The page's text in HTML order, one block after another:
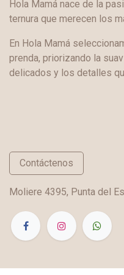
Hola Mamá nace de la
ternura que merecen los
En Hola Mamá
prenda, priorizando la
delicados y los detalles
Contáctenos
Moliere 4395, Punta del